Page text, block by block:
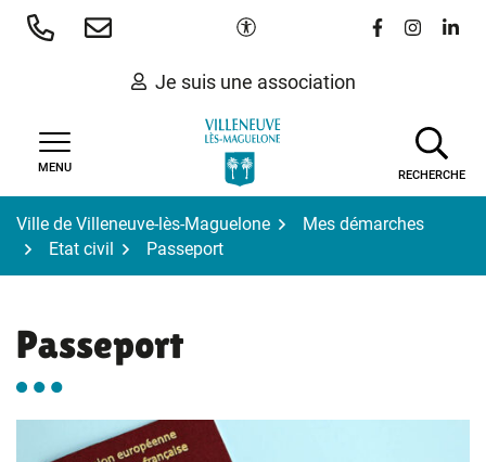
Aller
Paramètres d'accessibilité
Lien vers le
Lien vers
Lien
Je suis une association
MENU
RECHERCHE
Ville de Villeneuve-lès-Maguelone
Mes démarches
Etat civil
Passeport
Passeport